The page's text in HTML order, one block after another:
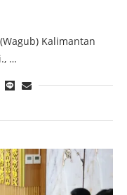
Kalimantan
…